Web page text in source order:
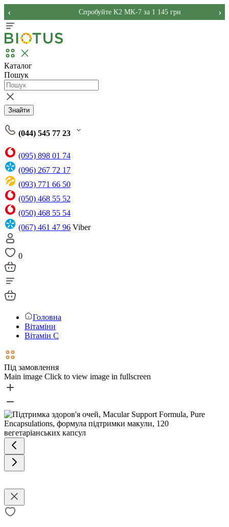
Спробуйте K2 MK-7 за 1 145 грн
‹ ›
Каталог
Пошук
Знайти
(044) 545 77 23
(095) 898 01 74
(096) 267 72 17
(093) 771 66 50
(050) 468 55 52
(050) 468 55 54
(067) 461 47 96 Viber
0
Головна
Вітаміни
Вітамін С
Під замовлення
Main image Click to view image in fullscreen